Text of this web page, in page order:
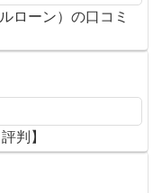
ローン）の口コミ
判】